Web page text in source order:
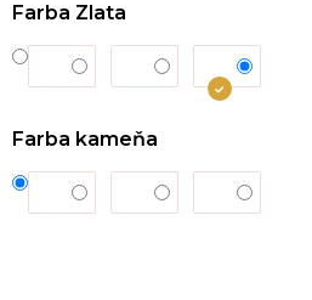
Farba Zlata
Farba kameňa